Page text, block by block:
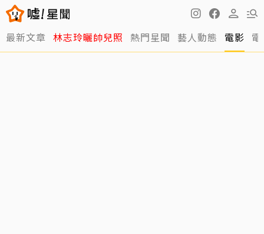
最新文章 林志玲曬帥兒照 熱門星聞 藝人動態 電影